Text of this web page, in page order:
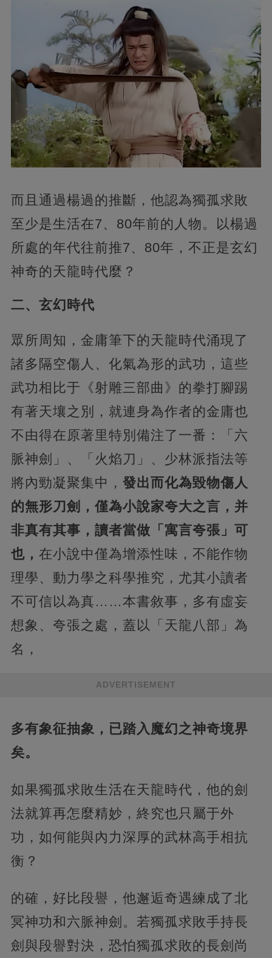
而且通過楊過的推斷，他認為獨孤求敗
至少是生活在7、80年前的人物。以楊過
所處的年代往前推7、80年，不正是玄幻
神奇的天龍時代麼？
二、玄幻時代
眾所周知，金庸筆下的天龍時代涌現了
諸多隔空傷人、化氣為形的武功，這些
武功相比于《射雕三部曲》的拳打腳踢
有著天壤之別，就連身為作者的金庸也
不由得在原著里特別備注了一番：「六
脈神劍」、「火焰刀」、少林派指法等
將內勁凝聚集中， 發出而化為毀物傷人
的無形刀劍，僅為小說家夸大之言，并
非真有其事，讀者當做「寓言夸張」可
也， 在小說中僅為增添性味，不能作物
理學、動力學之科學推究，尤其小讀者
不可信以為真……本書敘事，多有虛妄
想象、夸張之處，蓋以「天龍八部」為
名，
ADVERTISEMENT
多有象征抽象，已踏入魔幻之神奇境界
矣。
如果獨孤求敗生活在天龍時代，他的劍
法就算再怎麼精妙，終究也只屬于外
功，如何能與內力深厚的武林高手相抗
衡？
的確，好比段譽，他邂逅奇遇練成了北
冥神功和六脈神劍。若獨孤求敗手持長
劍與段譽對決，恐怕獨孤求敗的長劍尚